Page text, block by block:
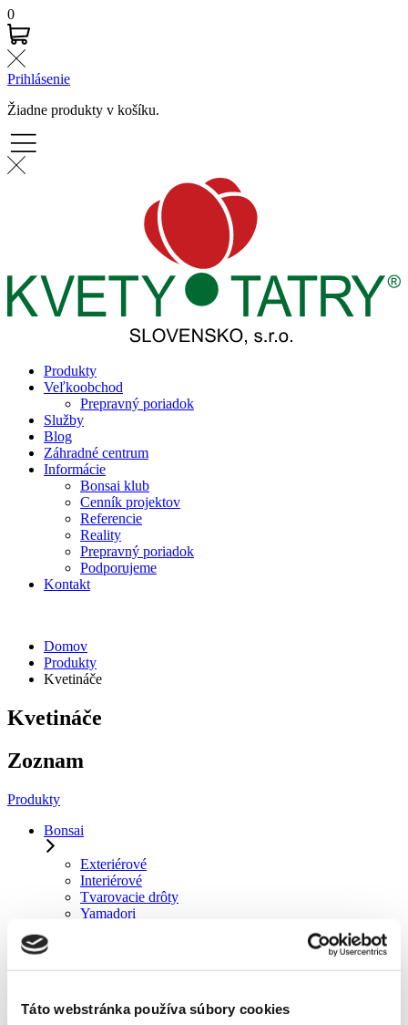
Táto webstránka používa súbory cookies
0
Prihlásenie
Žiadne produkty v košíku.
Produkty
Veľkoobchod
Prepravný poriadok
Služby
Blog
Záhradné centrum
Informácie
Bonsai klub
Cenník projektov
Referencie
Reality
Prepravný poriadok
Podporujeme
Kontakt
Domov
Produkty
Kvetináče
Kvetináče
Zoznam
Produkty
Bonsai
Exteriérové
Interiérové
Tvarovacie drôty
Yamadori
Kvapalné - Kapka